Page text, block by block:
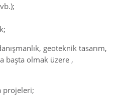
geoteknik tasarım,
başta olmak üzere ,
projeleri;